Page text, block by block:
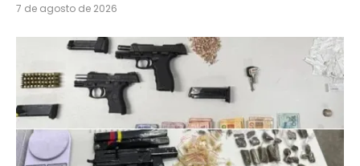
7 de agosto de 2026